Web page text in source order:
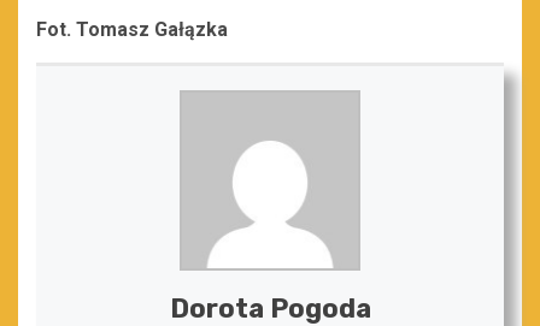
Fot. Tomasz Gałązka
Dorota Pogoda